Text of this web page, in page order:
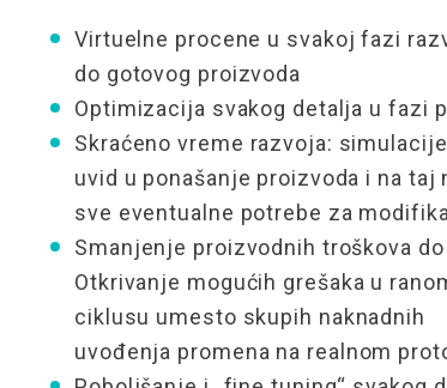
Virtuelne procene u svakoj fazi
do gotovog proizvoda
Optimizacija svakog detalja u fazi
Skraćeno vreme razvoja:
uvid u ponašanje proizvoda i na taj
sve eventualne potrebe za
Smanjenje proizvodnih troškova
Otkrivanje mogućih grešaka u
ciklusu umesto skupih naknadnih
uvođenja promena na realnom